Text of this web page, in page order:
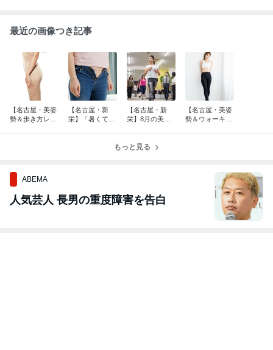
最近の画像つき記事
【名古屋・美姿
勢＆歩き方レッ
【名古屋・新
栄】「暑くて外
【名古屋・新
栄】8月の美姿
ッスン
【名古屋・美姿
勢＆ウォーキン
もっと見る
ABEMA
人気芸人 長男の重度障害を告白